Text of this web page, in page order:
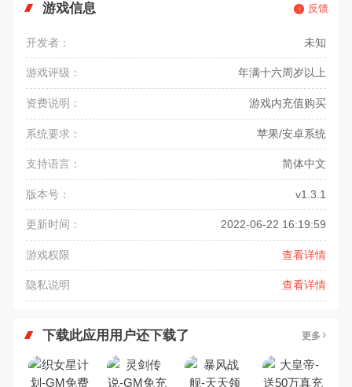
游戏信息 反馈
开发者： 未知
游戏评级： 年满十六周岁以上
资费说明： 游戏内充值购买
系统要求： 苹果/安卓系统
支持语言： 简体中文
版本号： v1.3.1
更新时间： 2022-06-22 16:19:59
游戏权限 查看详情
隐私说明 查看详情
下载此应用用户还下载了 更多